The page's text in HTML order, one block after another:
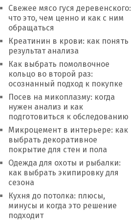
Свежее мясо гуся деревенского:
что это, чем ценно и как с ним
обращаться
Креатинин в крови: как понять
результат анализа
Как выбрать помолвочное
кольцо во второй раз:
осознанный подход к покупке
Посев на микоплазму: когда
нужен анализ и как
подготовиться к обследованию
Микроцемент в интерьере: как
выбрать декоративное
покрытие для стен и пола
Одежда для охоты и рыбалки:
как выбрать экипировку для
сезона
Кухня до потолка: плюсы,
минусы и когда это решение
подходит